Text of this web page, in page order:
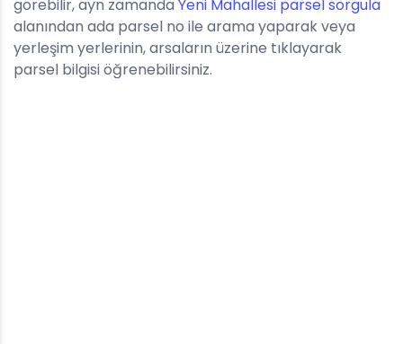
görebilir, ayn zamanda Yeni Mahallesi parsel sorgula
alanından ada parsel no ile arama yaparak veya
yerleşim yerlerinin, arsaların üzerine tıklayarak
parsel bilgisi öğrenebilirsiniz.